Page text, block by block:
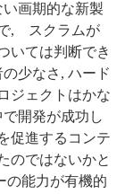
画期的な新製
, スクラムが
いては判断でき
少なさ, ハード
ジェクトはかな
開発が成功し
促進するコンテ
のではないかと
能力が有機的